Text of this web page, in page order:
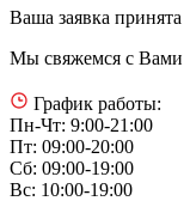
Ваша заявка принята
Мы свяжемся с Вами
График работы:
Пн-Чт: 9:00-21:00
Пт: 09:00-20:00
Сб: 09:00-19:00
Вс: 10:00-19:00